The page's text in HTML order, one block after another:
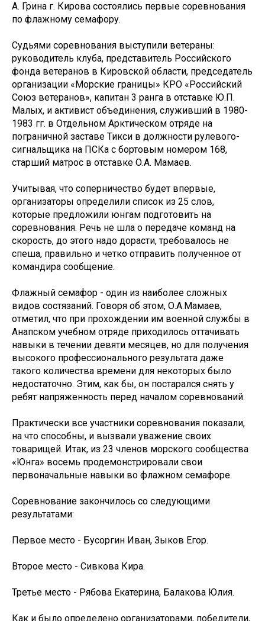
А. Грина г. Кирова состоялись первые соревнования
по флажному семафору.
Судьями соревнования выступили ветераны:
руководитель клуба, представитель Российского
фонда ветеранов в Кировской области, председатель
организации «Морские границы» КРО «Российский
Союз ветеранов», капитан 3 ранга в отставке Ю.П.
Малых, и активист объединения, служивший в 1980-
1983 гг. в Отдельном Арктическом отряде на
пограничной заставе Тикси в должности рулевого-
сигнальщика на ПСКа с бортовым номером 168,
старший матрос в отставке О.А. Мамаев.
Учитывая, что соперничество будет впервые,
организаторы определили список из 25 слов,
которые предложили юнгам подготовить на
соревнования. Речь не шла о передаче команд на
скорость, до этого надо дорасти, требовалось не
спеша, правильно и четко отправить полученное от
командира сообщение.
Флажный семафор - один из наиболее сложных
видов состязаний. Говоря об этом, О.А.Мамаев,
отметил, что при прохождении им военной службы в
Анапском учебном отряде приходилось оттачивать
навыки в течении девяти месяцев, но для получения
высокого профессионального результата даже
такого количества времени для некоторых было
недостаточно. Этим, как бы, он постарался снять у
ребят напряженность перед началом соревнований.
Практически все участники соревнования показали,
на что способны, и вызвали уважение своих
товарищей. Итак, из 23 членов морского сообщества
«Юнга» восемь продемонстрировали свои
первоначальные навыки во флажном семафоре.
Соревнование закончилось со следующими
результатами:
Первое место - Бусоргин Иван, Зыков Егор.
Второе место - Сивкова Кира.
Третье место - Рябова Екатерина, Балакова Юлия.
Как и было определено организаторами, победители,